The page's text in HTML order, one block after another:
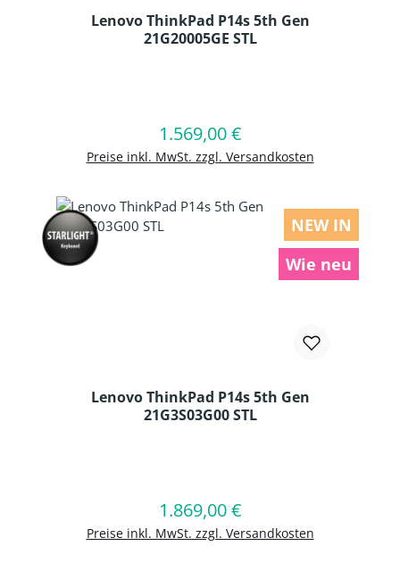
Lenovo ThinkPad P14s 5th Gen
21G20005GE STL
Regulärer Preis:
1.569,00 €
Preise inkl. MwSt. zzgl. Versandkosten
In den Warenkorb
NEW IN
Wie neu
Lenovo ThinkPad P14s 5th Gen
21G3S03G00 STL
Regulärer Preis:
1.869,00 €
Preise inkl. MwSt. zzgl. Versandkosten
In den Warenkorb